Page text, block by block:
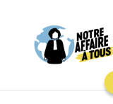
contenu